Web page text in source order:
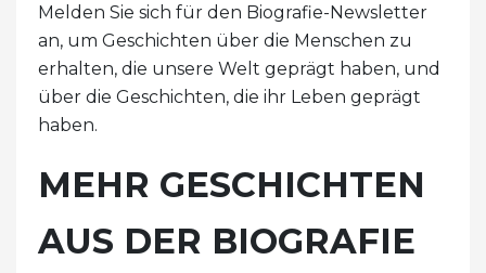
Melden Sie sich für den Biografie-Newsletter
an, um Geschichten über die Menschen zu
erhalten, die unsere Welt geprägt haben, und
über die Geschichten, die ihr Leben geprägt
haben.
MEHR GESCHICHTEN
AUS DER BIOGRAFIE